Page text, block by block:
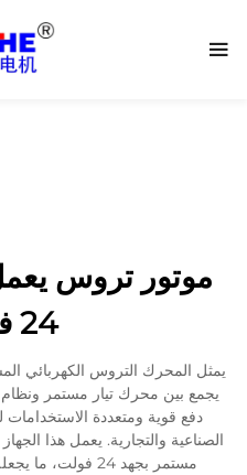
موتور تروس يعمل
24 فولت
يجمع بين محرك تيار مستمر
دفع قوية ومتعددة
الصناعية والتجارية. يعمل هذا
مستمر بجهد 24